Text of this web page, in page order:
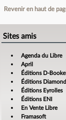
Revenir en haut de
Sites amis
Agenda du Libre
April
Éditions D-
Éditions Diamond
Éditions Eyrolles
Éditions ENI
En Vente Libre
Framasoft